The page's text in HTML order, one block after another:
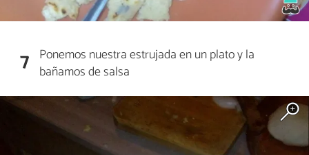
7 Ponemos nuestra estrujada en un plato y la
bañamos de salsa